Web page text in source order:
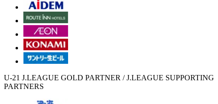
U-21 J.LEAGUE GOLD PARTNER / J.LEAGUE SUPPORTING
PARTNERS